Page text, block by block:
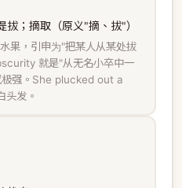
拔；摘取（原义"摘、拔"）
果，引申为"把某人从某处拔
就是"从无名小卒中一
极强。She plucked out a
头发。